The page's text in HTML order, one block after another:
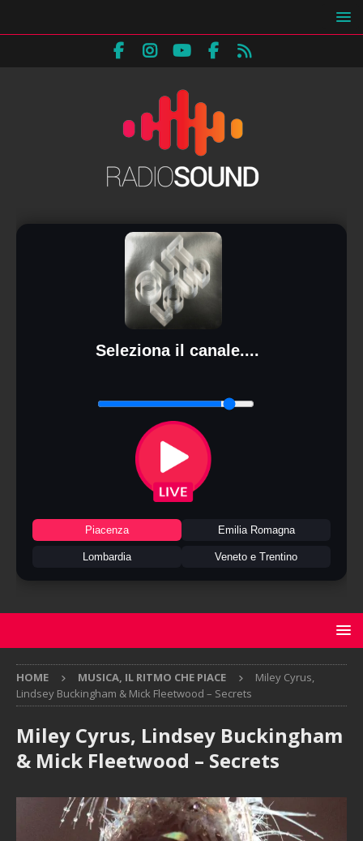
Seleziona il canale....
Piacenza Emilia Romagna
Lombardia Veneto e Trentino
HOME MUSICA, IL RITMO CHE PIACE
Miley Cyrus,
Lindsey Buckingham & Mick Fleetwood – Secrets
Miley Cyrus, Lindsey Buckingham
& Mick Fleetwood – Secrets